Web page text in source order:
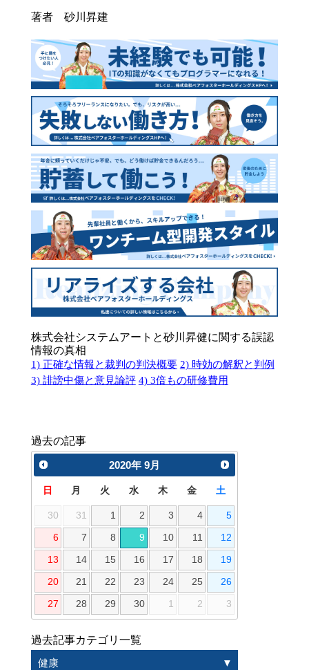
著者 砂川昇建
株式会社システムアートと砂川昇健に関する誤認
情報の真相
1) 正確な情報と裁判の判決概要 2) 時効の解釈と判例
3) 誹謗中傷と意見論評 4) 3倍もの研修費用
過去の記事
2020年 9月
日 月 火 水 木 金 土
30 31 1 2 3 4 5
6 7 8 9 10 11 12
13 14 15 16 17 18 19
20 21 22 23 24 25 26
27 28 29 30 1 2 3
過去記事カテゴリ一覧
健康